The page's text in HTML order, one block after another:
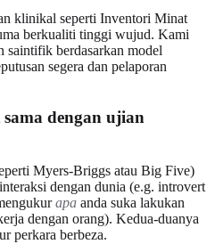
klinikal seperti Inventori Minat
berkualiti tinggi wujud. Kami
saintifik berdasarkan model
segera dan pelaporan
dengan ujian
Myers-Briggs atau Big Five)
dengan dunia (e.g. introvert
apa anda suka lakukan
dengan orang). Kedua-duanya
perkara berbeza.